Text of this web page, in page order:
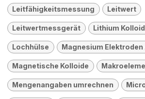
Leitfähigkeitsmessung Leitwert
Leitwertmessgerät Lithium
Lochhülse Magnesium
Magnetische Kolloide
Mengenangaben umrechnen